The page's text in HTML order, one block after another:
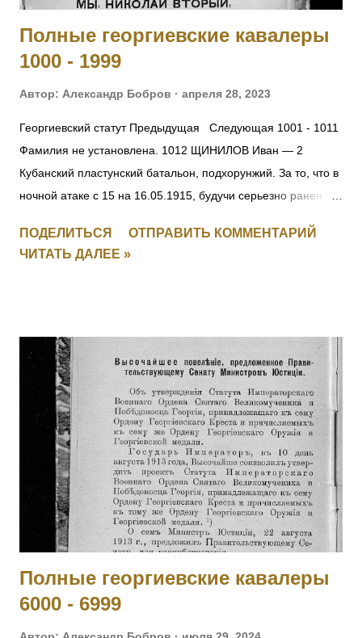
ОПЕРАЦИИ ПО РЕПРЕССИРОВАНИЮ БЫВШИХ КУЛАКОВ,
УГОЛОВНИКОВ И ДР. АНТИСОВЕТСКИХ ЭЛЕМЕНТОВ Из
Полные георгиевские кавалеры
1000 - 1999
Автор: Александр Бобров апреля 28, 2023
Георгиевский статут Предыдущая Следующая 1001 - 1011
Фамилия не установлена. 1012 ЩИНИЛОВ Иван — 2
Кубанский пластунский батальон, подхорунжий. За то, что в
ночной атаке с 15 на 16.05.1915, будучи серьезно ранен в
пулеметный огонь противника, первым взошел на
неприятельский берег, чем и увлек за собой своих
Дунковицы, командуя полусотней, выбил противника из
укрепленной позиции, где и был ранен. [II-6482, III-28528]
1014 - 1015 Фамилия не установлена. 1016 ШВОРНЕВ Иван
Семенович — ст. унтер-офицер. За отличия, оказанные в
делах против неприятеля. На 1916 год был ст. унтер-
офицером 281 пех. запасного батальона, при нахождении
на излечении в 19 Пятигорском лазарете ВЗС. [IV-210717]
1017 - 1019 Фамилия не установлена. 1020 ШИШКИН
Николай Семенович — 243 пех. Холмский полк, 13 ...
ПОДЕЛИТЬСЯ
ОТПРАВИТЬ КОММЕНТАРИЙ
ЧИТАТЬ ДАЛЕЕ »
Полные георгиевские кавалеры
6000 - 6999